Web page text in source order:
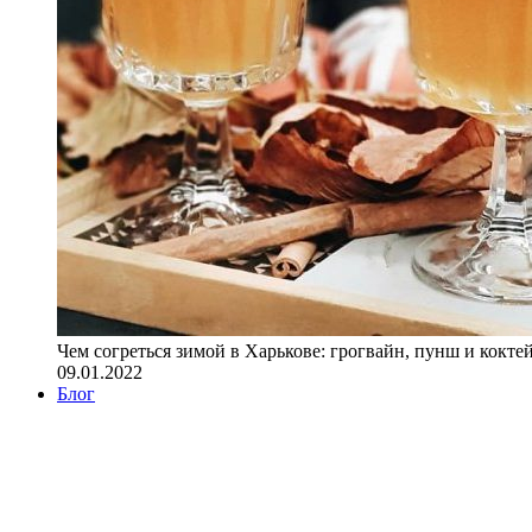
Чем согреться зимой в Харькове: грогвайн, пунш и
09.01.2022
Блог